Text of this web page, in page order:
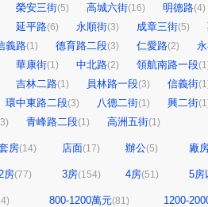
榮安三街(5) 高城六街(16) 明德路(4)
延平路(6) 永順街(3) 成章三街(5)
義路(1) 德育路二段(3) 仁愛路(2)
華康街(1) 中北路(2) 領航南路一段
吉林二路(1) 員林路一段(3) 信義街
環中東路二段(3) 八德二街(1) 興二街
青峰路二段(1) 高洲五街(1)
房(14) 店面(17) 辦公(5) 廠
房(77) 3房(154) 4房(51) 5房
800-1200萬元(81) 1200-